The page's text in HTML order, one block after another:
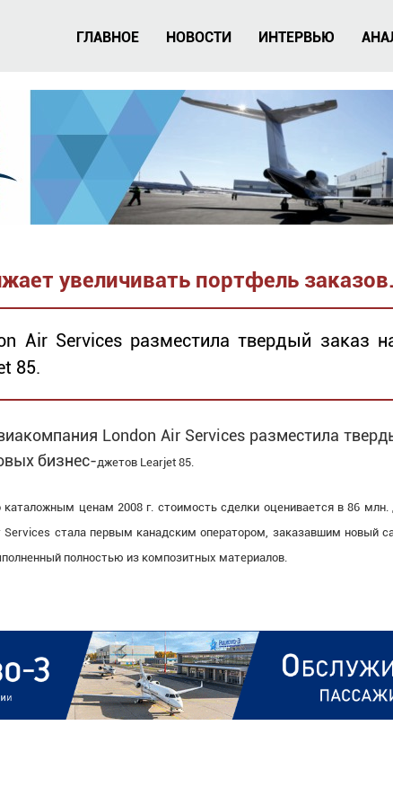
ГЛАВНОЕ НОВОСТИ ИНТЕРВЬЮ
увеличивать портфель заказов.
Air Services разместила твердый заказ
85.
London Air Services разместила
бизнес-джетов Learjet 85.
каталожным ценам 2008 г. стоимость сделки оценивается в 86
Services стала первым канадским оператором, заказавшим новый
полностью из композитных материалов.